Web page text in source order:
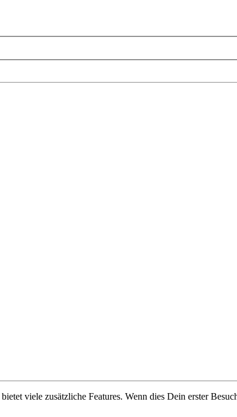
bietet viele zusätzliche Features. Wenn dies Dein erster